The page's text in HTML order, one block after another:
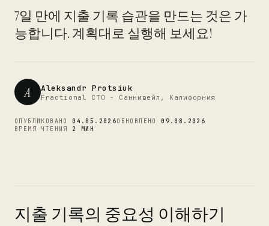
7일 만에 지출 기록 습관을 만드는 것은 가
능합니다. 계획대로 실행해 보세요!
A Aleksandr Protsiuk
Fractional CTO - Саннивейл, Калифорния
ОПУБЛИКОВАНО04.05.2026ОБНОВЛЕНО09.08.2026
ВРЕМЯ ЧТЕНИЯ 2 МИН
지출 기록의 중요성 이해하기